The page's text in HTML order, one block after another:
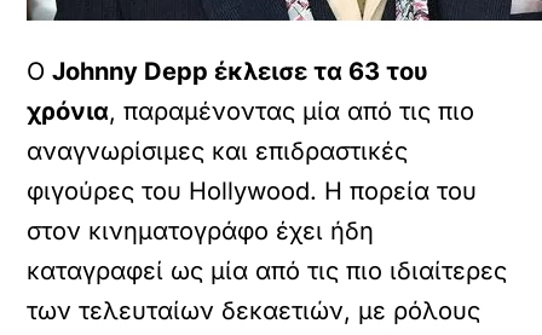
ΟJohnny Depp έκλεισε τα 63 του
χρόνια, παραμένοντας μία από τις πιο
αναγνωρίσιμες και επιδραστικές
φιγούρες του Hollywood. Η πορεία του
στον κινηματογράφο έχει ήδη
καταγραφεί ως μία από τις πιο ιδιαίτερες
των τελευταίων δεκαετιών, με ρόλους